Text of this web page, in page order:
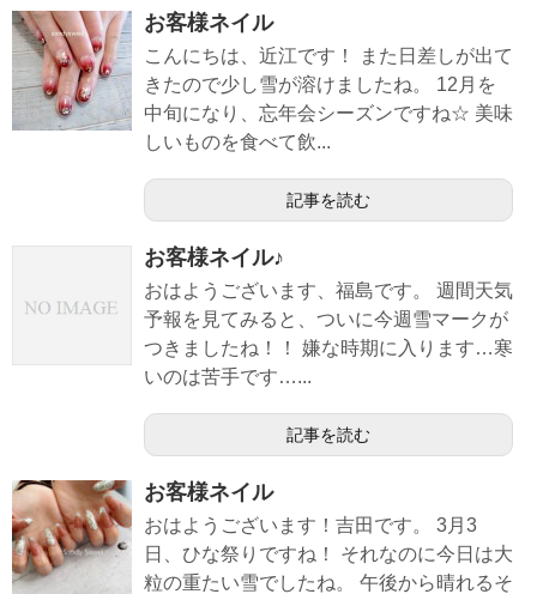
お客様ネイル
こんにちは、近江です！ また日差しが出て
きたので少し雪が溶けましたね。 12月を
中旬になり、忘年会シーズンですね☆ 美味
しいものを食べて飲...
記事を読む
お客様ネイル♪
おはようございます、福島です。 週間天気
予報を見てみると、ついに今週雪マークが
つきましたね！！ 嫌な時期に入ります…寒
いのは苦手です…...
記事を読む
お客様ネイル
おはようございます！吉田です。 3月3
日、ひな祭りですね！ それなのに今日は大
粒の重たい雪でしたね。 午後から晴れるそ